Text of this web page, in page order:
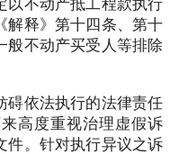
以不动产抵工程款执行
解释》第十四条、第十
般不动产买受人等排除
依法执行的法律责任
高度重视治理虚假诉
件。针对执行异议之诉